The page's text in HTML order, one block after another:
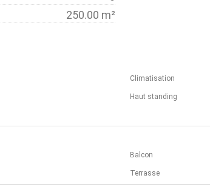
250.00 m²
Climatisation
Haut standing
Balcon
Terrasse